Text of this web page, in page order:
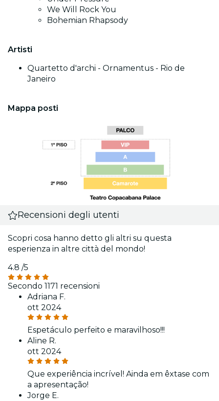
We Will Rock You
Bohemian Rhapsody
Artisti
Quartetto d'archi - Ornamentus - Rio de
Janeiro
Mappa posti
Recensioni degli utenti
Scopri cosa hanno detto gli altri su questa
esperienza in altre città del mondo!
4.8 /5
Secondo 1171 recensioni
Adriana F.
ott 2024
Espetáculo perfeito e maravilhoso!!!
Aline R.
ott 2024
Que experiência incrível! Ainda em êxtase com
a apresentação!
Jorge E.